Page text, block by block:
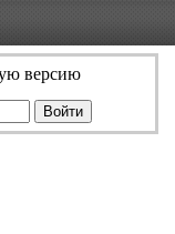
версию